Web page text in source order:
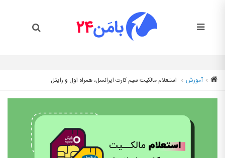
آموزش استعلام مالکیت سیم کارت ایرانسل، همراه اول و رایتل